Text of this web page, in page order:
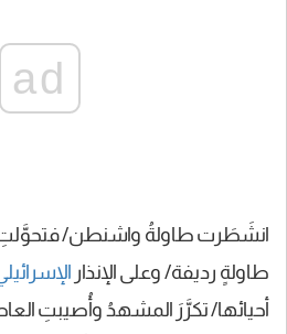
ad
انشَطَرت طاولةُ واشنطن/ فتحوَّلتِ
طاولةٍ رديفة/ وعلى الإنذار
أحيائها/ تكرَّرَ المشهدُ وأُصيبتِ